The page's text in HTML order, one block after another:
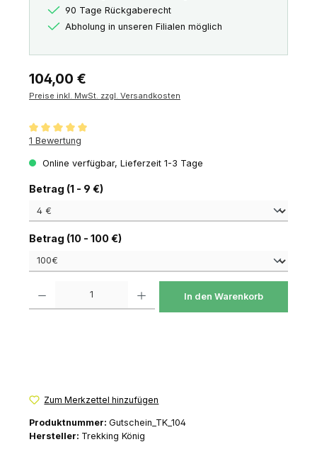
90 Tage Rückgaberecht
Abholung in unseren Filialen möglich
Regulärer Preis:
104,00 €
Preise inkl. MwSt. zzgl. Versandkosten
Durchschnittliche Bewertung von 5 von 5 Sternen
1 Bewertung
Online verfügbar, Lieferzeit 1-3 Tage
Betrag (1 - 9 €)auswählen
Betrag (10 - 100 €)auswählen
In den Warenkorb
Zum Merkzettel hinzufügen
Produktnummer: Gutschein_TK_104
Hersteller: Trekking König